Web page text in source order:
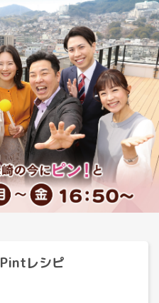
Pintレシピ